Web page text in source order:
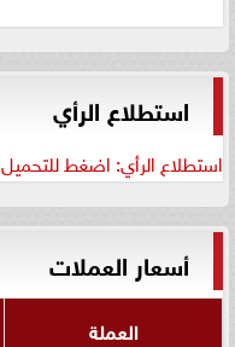
استطلاع الرأي
استطلاع الرأي: اضغط للتحميل
أسعار العملات
العملة